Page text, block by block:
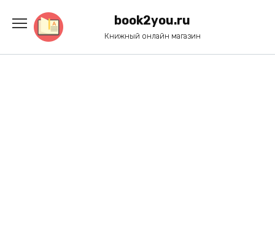
содержанию
book2you.ru
Книжный онлайн магазин